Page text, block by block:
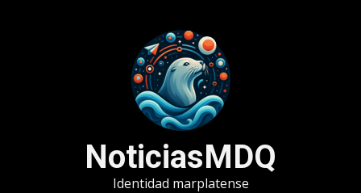
NoticiasMDQ
Identidad marplatense